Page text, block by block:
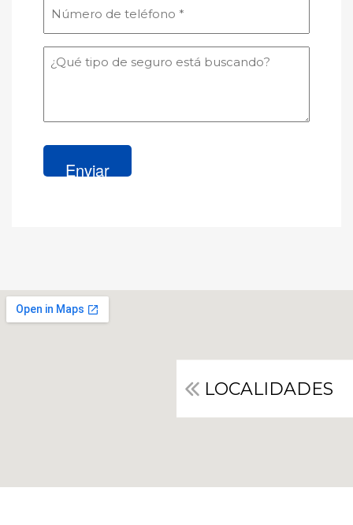
de
(Obligatorio)
¿Qué
tipo
buscando?
LOCALIDADES